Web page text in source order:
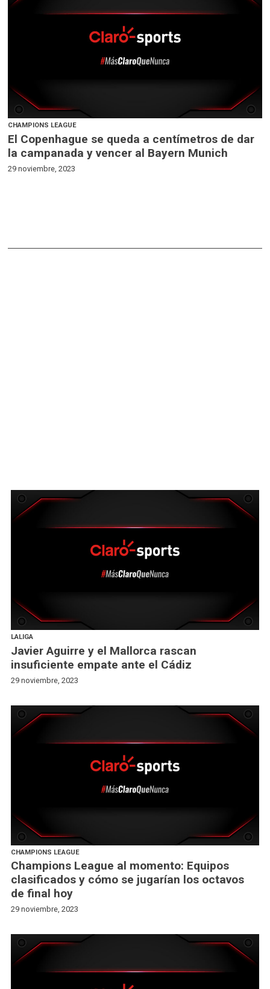
LALIGA
Javier Aguirre y el Mallorca rascan
insuficiente empate ante el Cádiz
29 noviembre, 2023
CHAMPIONS LEAGUE
Champions League al momento: Equipos
clasificados y cómo se jugarían los octavos
de final hoy
29 noviembre, 2023
CHAMPIONS LEAGUE
El Copenhague se queda a centímetros de dar
la campanada y vencer al Bayern Munich
29 noviembre, 2023